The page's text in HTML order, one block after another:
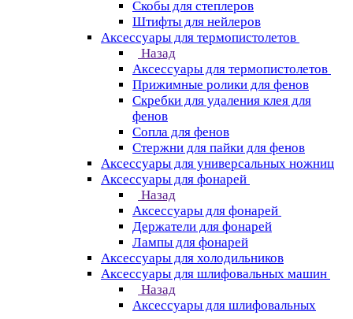
Скобы для степлеров
Штифты для нейлеров
Аксессуары для термопистолетов
Назад
Аксессуары для термопистолетов
Прижимные ролики для фенов
Скребки для удаления клея для
фенов
Сопла для фенов
Стержни для пайки для фенов
Аксессуары для универсальных ножниц
Аксессуары для фонарей
Назад
Аксессуары для фонарей
Держатели для фонарей
Лампы для фонарей
Аксессуары для холодильников
Аксессуары для шлифовальных машин
Назад
Аксессуары для шлифовальных